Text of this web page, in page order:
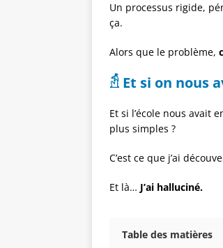
Un processus rigide,
ça.
Alors que le problème,
𓁣 Et si on nous
Et si l’école nous avait
plus simples ?
C’est ce que j’ai
Et là… J’ai halluciné.
Table des matières